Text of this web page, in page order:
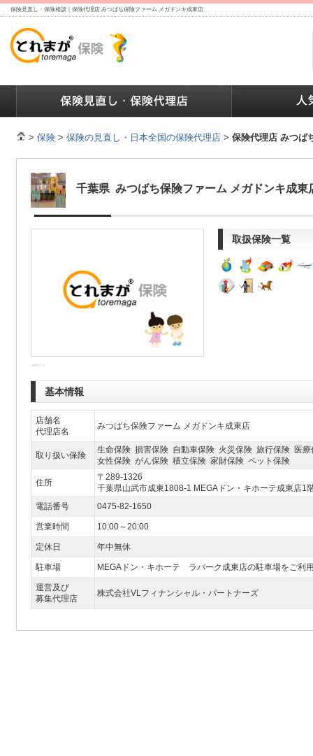
保険見直し・保険相談｜保険代理店 みつばち保険ファーム メガドンキ成東店
> 保険 > 保険の見直し・日本全国の保険代理店 > 保険代理店 みつば
千葉県 みつばち保険ファーム メガドンキ成東
取扱保険一覧
基本情報
店舗名
代理店名
みつばち保険ファーム メガドンキ成東店
取り扱い保険
生命保険 損害保険 自動車保険 火災保険 旅行保険 医
女性保険 がん保険 積立保険 家財保険 ペット保険
住所
〒289-1326
千葉県山武市成東1808-1 MEGAドン・キホーテ成東店1
電話番号
0475-82-1650
営業時間 10:00～20:00
定休日 年中無休
駐車場 MEGAドン・キホーテ ラパーク成東店の駐車場をご利
運営及び
募集代理店
株式会社VLフィナンシャル・パートナーズ